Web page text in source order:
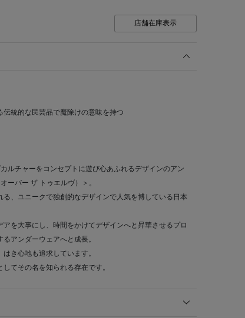
店舗在庫表示
伝統的な民芸品で魔除けの意味を持つ
ルチャーをコンセプトに遊び心あふれるデザインのアン
ーバー ザ トゥエルヴ）＞。
、ユニークで独創的なデザインで人気を博している日本
を大事にし、時間をかけてデザインへと昇華させるプロ
アンダーウェアへと成長。
き心地も追求しています。
てその名を知られる存在です。